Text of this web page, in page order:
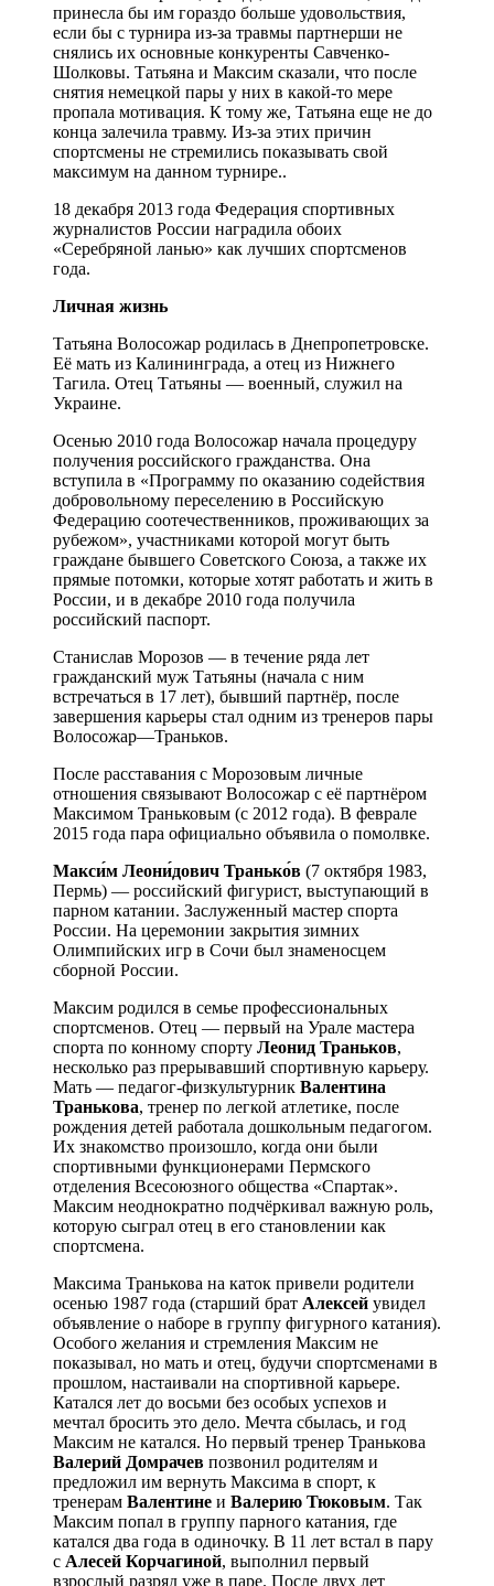
принесла бы им гораздо больше удовольствия,
если бы с турнира из-за травмы партнерши не
снялись их основные конкуренты Савченко-
Шoлковы. Татьяна и Максим сказали, что после
снятия немецкой пары у них в какой-то мере
пропала мотивация. К тому же, Татьяна еще не до
конца залечила травму. Из-за этих причин
спортсмены не стремились показывать свой
максимум на данном турнире..
18 декабря 2013 года Федерация спортивных
журналистов России наградила обоих
«Серебряной ланью» как лучших спортсменов
года.
Личная жизнь
Татьяна Волосожар родилась в Днепропетровске.
Её мать из Калининграда, а отец из Нижнего
Тагила. Отец Татьяны — военный, служил на
Украине.
Осенью 2010 года Волосожар начала процедуру
получения российского гражданства. Она
вступила в «Программу по оказанию содействия
добровольному переселению в Российскую
Федерацию соотечественников, проживающих за
рубежом», участниками которой могут быть
граждане бывшего Советского Союза, а также их
прямые потомки, которые хотят работать и жить в
России, и в декабре 2010 года получила
российский паспорт.
Станислав Морозов — в течение ряда лет
гражданский муж Татьяны (начала с ним
встречаться в 17 лет), бывший партнёр, после
завершения карьеры стал одним из тренеров пары
Волосожар—Траньков.
После расставания с Морозовым личные
отношения связывают Волосожар с её партнёром
Максимом Траньковым (с 2012 года). В феврале
2015 года пара официально объявила о помолвке.
Макси́м Леони́дович Транько́в (7 октября 1983,
Пермь) — российский фигурист, выступающий в
парном катании. Заслуженный мастер спорта
России. На церемонии закрытия зимних
Олимпийских игр в Сочи был знаменосцем
сборной России.
Максим родился в семье профессиональных
спортсменов. Отец — первый на Урале мастера
спорта по конному спорту Леонид Траньков,
несколько раз прерывавший спортивную карьеру.
Мать — педагог-физкультурник Валентина
Транькова, тренер по легкой атлетике, после
рождения детей работала дошкольным педагогом.
Их знакомство произошло, когда они были
спортивными функционерами Пермского
отделения Всесоюзного общества «Спартак».
Максим неоднократно подчёркивал важную роль,
которую сыграл отец в его становлении как
спортсмена.
Максима Транькова на каток привели родители
осенью 1987 года (старший брат Алексей увидел
объявление о наборе в группу фигурного катания).
Особого желания и стремления Максим не
показывал, но мать и отец, будучи спортсменами в
прошлом, настаивали на спортивной карьере.
Катался лет до восьми без особых успехов и
мечтал бросить это дело. Мечта сбылась, и год
Максим не катался. Но первый тренер Транькова
Валерий Домрачев позвонил родителям и
предложил им вернуть Максима в спорт, к
тренерам Валентине и Валерию Тюковым. Так
Максим попал в группу парного катания, где
катался два года в одиночку. В 11 лет встал в пару
с Алесей Корчагиной, выполнил первый
взрослый разряд уже в паре. После двух лет